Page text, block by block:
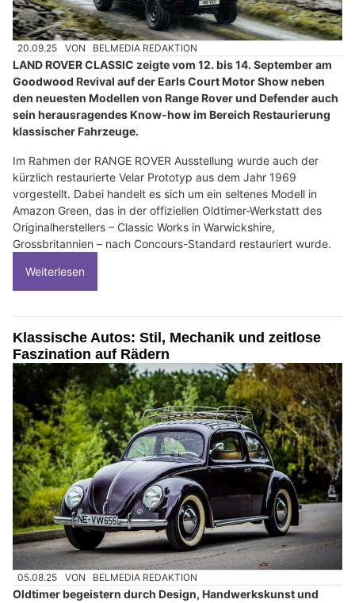
20.09.25 VON BELMEDIA REDAKTION
LAND ROVER CLASSIC zeigte vom 12. bis 14. September am
Goodwood Revival auf der Earls Court Motor Show neben
den neuesten Modellen von Range Rover und Defender auch
sein herausragendes Know-how im Bereich Restaurierung
klassischer Fahrzeuge.
Im Rahmen der RANGE ROVER Ausstellung wurde auch der
kürzlich restaurierte Velar Prototyp aus dem Jahr 1969
vorgestellt. Dabei handelt es sich um ein seltenes Modell in
Amazon Green, das in der offiziellen Oldtimer-Werkstatt des
Originalherstellers – Classic Works in Warwickshire,
Grossbritannien – nach Concours-Standard restauriert wurde.
Weiterlesen
Klassische Autos: Stil, Mechanik und zeitlose
Faszination auf Rädern
05.08.25 VON BELMEDIA REDAKTION
Oldtimer begeistern durch Design, Handwerkskunst und